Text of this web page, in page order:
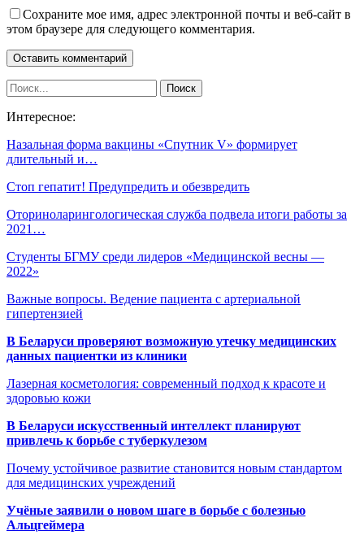
Сохраните мое имя, адрес электронной почты и веб-сайт в
этом браузере для следующего комментария.
Интересное:
Назальная форма вакцины «Спутник V» формирует
длительный и…
Стоп гепатит! Предупредить и обезвредить
Оториноларингологическая служба подвела итоги работы за
2021…
Студенты БГМУ среди лидеров «Медицинской весны —
2022»
Важные вопросы. Ведение пациента с артериальной
гипертензией
В Беларуси проверяют возможную утечку медицинских
данных пациентки из клиники
Лазерная косметология: современный подход к красоте и
здоровью кожи
В Беларуси искусственный интеллект планируют
привлечь к борьбе с туберкулезом
Почему устойчивое развитие становится новым стандартом
для медицинских учреждений
Учёные заявили о новом шаге в борьбе с болезнью
Альцгеймера